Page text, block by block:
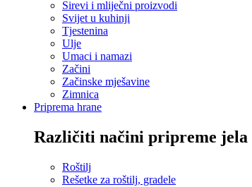
Sirevi i mliječni proizvodi
Svijet u kuhinji
Tjestenina
Ulje
Umaci i namazi
Začini
Začinske mješavine
Zimnica
Priprema hrane
Različiti načini pripreme jela
Roštilj
Rešetke za roštilj, gradele